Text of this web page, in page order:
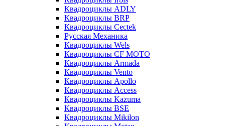
Квадроциклы ADLY
Квадроциклы BRP
Квадроциклы Cectek
Русская Механика
Квадроциклы Wels
Квадроциклы CF MOTO
Квадроциклы Armada
Квадроциклы Vento
Квадроциклы Apollo
Квадроциклы Access
Квадроциклы Kazuma
Квадроциклы BSE
Квадроциклы Mikilon